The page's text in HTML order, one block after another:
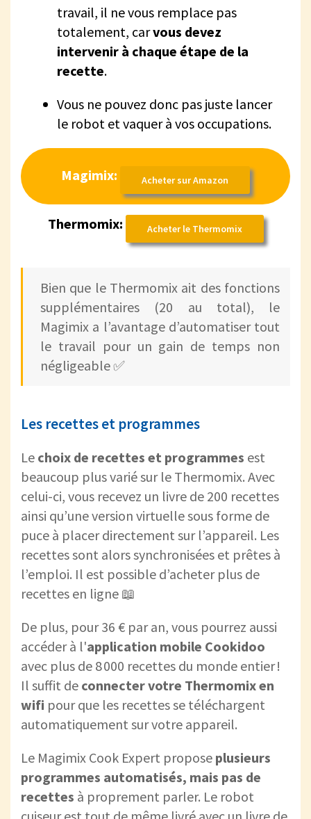
travail, il ne vous remplace pas
totalement, carvous devez
intervenir à chaque étape de la
recette.
Vous ne pouvez donc pas juste lancer
le robot et vaquer à vos occupations.
Magimix: Acheter sur Amazon
Thermomix: Acheter le Thermomix
Bien que le Thermomix ait des fonctions
supplémentaires (20 au total), le
Magimix a l’avantage d’automatiser tout
le travail pour un gain de temps non
négligeable ✅
Les recettes et programmes
Le choix de recettes et programmes est
beaucoup plus varié sur le Thermomix. Avec
celui-ci, vous recevez un livre de 200 recettes
ainsi qu’une version virtuelle sous forme de
puce à placer directement sur l’appareil. Les
recettes sont alors synchronisées et prêtes à
l’emploi. Il est possible d’acheter plus de
recettes en ligne 📖
De plus, pour 36 € par an, vous pourrez aussi
accéder à l'application mobile Cookidoo
avec plus de 8 000 recettes du monde entier !
Il suffit de connecter votre Thermomix en
wifi pour que les recettes se téléchargent
automatiquement sur votre appareil.
Le Magimix Cook Expert propose plusieurs
programmes automatisés, mais pas de
recettes à proprement parler. Le robot